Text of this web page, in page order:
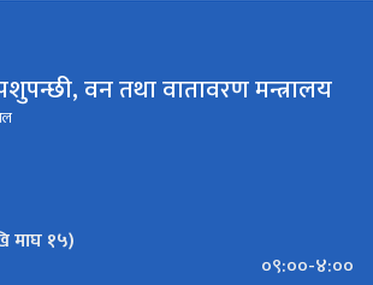
वन तथा वातावरण मन्त्रालय
माघ १५)
०९:००-४:००